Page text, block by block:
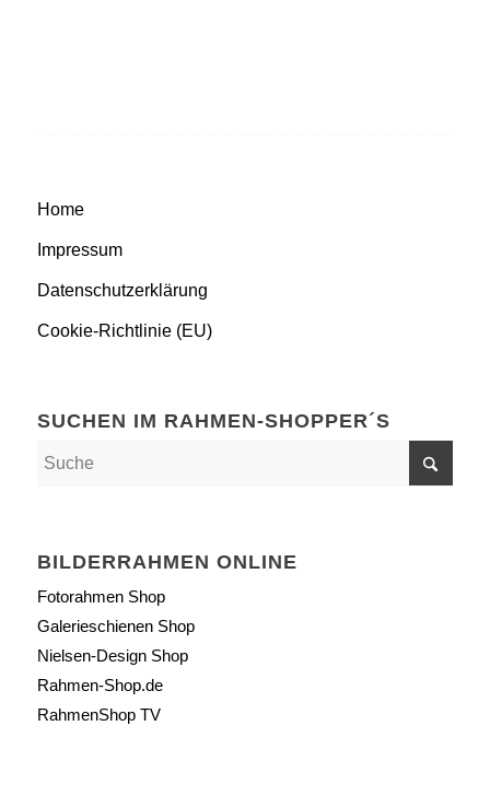
Home
Impressum
Datenschutzerklärung
Cookie-Richtlinie (EU)
SUCHEN IM RAHMEN-SHOPPER´S
BILDERRAHMEN ONLINE
Fotorahmen Shop
Galerieschienen Shop
Nielsen-Design Shop
Rahmen-Shop.de
RahmenShop TV